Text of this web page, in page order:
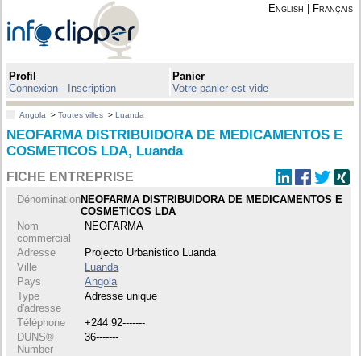
English Français
Profil
Connexion - Inscription
Panier
Votre panier est vide
Angola >Toutes villes >Luanda
NEOFARMA DISTRIBUIDORA DE MEDICAMENTOS E
COSMETICOS LDA, Luanda
FICHE ENTREPRISE
DénominationNEOFARMA DISTRIBUIDORA DE MEDICAMENTOS E
COSMETICOS LDA
Nom
commercial
NEOFARMA
Adresse
Projecto Urbanistico Luanda
Ville
Luanda
Pays
Angola
Type
d'adresse
Adresse unique
Téléphone
+244 92-------
DUNS®
Number
36-------